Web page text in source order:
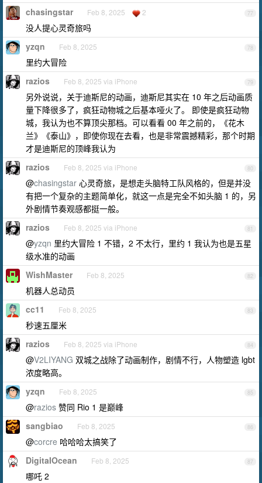
77
chasingstar Feb 8, 2025 2
没人提心灵奇旅吗
78
yzqn Feb 8, 2025
里约大冒险
79
razios Feb 8, 2025 via iPhone
另外说说，关于迪斯尼的动画，迪斯尼其实在 10 年之后动画质
量下降很多了，疯狂动物城之后基本哑火了。 即使是疯狂动物
城，我认为也不算顶尖那档。可以看看 00 年之前的，《花木
兰》《泰山》，即使你现在去看，也是非常震撼精彩，那个时期
才是迪斯尼的顶峰我认为
80
razios Feb 8, 2025 via iPhone
@chasingstar 心灵奇旅，是想走头脑特工队风格的，但是并没
有把一个复杂的主题简单化，就这一点是完全不如头脑 1 的，另
外剧情节奏观感都挺一般。
81
razios Feb 8, 2025 via iPhone
@yzqn 里约大冒险 1 不错，2 不太行，里约 1 我认为也是五星
级水准的动画
82
WishMaster Feb 8, 2025
机器人总动员
83
cc11 Feb 8, 2025
秒速五厘米
84
razios Feb 8, 2025 via iPhone
@V2LIYANG 双城之战除了动画制作，剧情不行，人物塑造 lgbt
浓度略高。
85
yzqn Feb 8, 2025
@razios 赞同 Rio 1 是巅峰
86
sangbiao Feb 8, 2025
@corcre 哈哈哈太搞笑了
87
DigitaIOcean Feb 8, 2025
哪吒 2